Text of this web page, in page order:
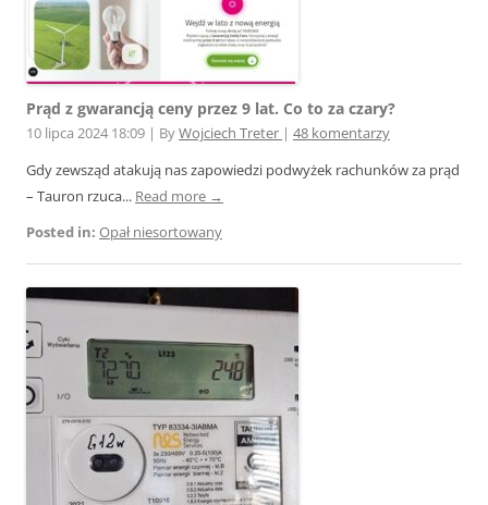
Prąd z gwarancją ceny przez 9 lat. Co to za czary?
10 lipca 2024 18:09 | ByWojciech Treter | 48 komentarzy
Gdy zewsząd atakują nas zapowiedzi podwyżek rachunków za prąd
– Tauron rzuca... Read more →
Posted in: Opał niesortowany